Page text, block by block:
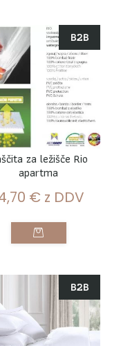
B2B
za ležišče Rio
apartma
€ z DDV
B2B